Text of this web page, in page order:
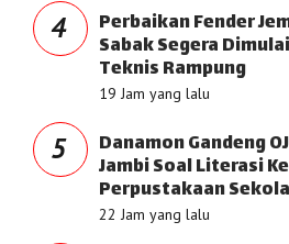
4 Perbaikan Fender
Sabak Segera
Teknis Rampung
19 Jam yang lalu
5 Danamon Gandeng
Jambi Soal Literasi
Perpustakaan
22 Jam yang lalu